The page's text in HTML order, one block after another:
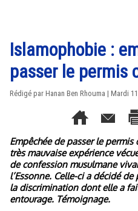
Islamophobie :
passer le permis
Rédigé par Hanan Ben Rhouma | Mardi
Empêchée de passer le
très mauvaise expérience
de confession musulmane
l’Essonne. Celle-ci a décidé
la discrimination dont elle a
entourage. Témoignage.